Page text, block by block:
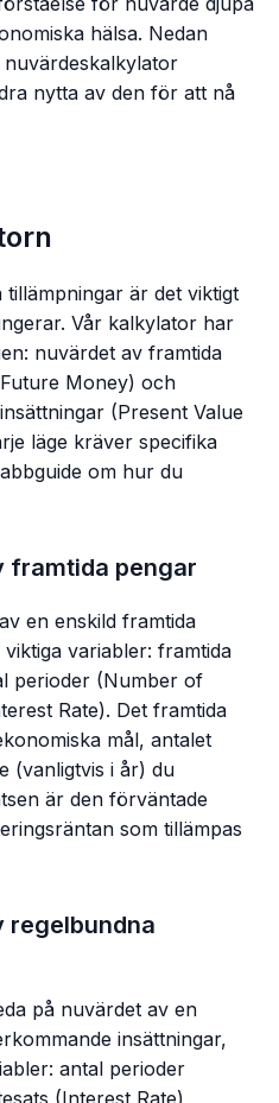
hälsa. Nedan
nytta av den för att nå
är det viktigt
Vår kalkylator har
nuvärdet av framtida
Money) och
(Present Value
läge kräver specifika
om hur du
framtida pengar
en enskild framtida
variabler: framtida
perioder (Number of
Rate). Det framtida
mål, antalet
(vanligtvis i år) du
är den förväntade
som tillämpas
regelbundna
på nuvärdet av en
insättningar,
antal perioder
(Interest Rate),